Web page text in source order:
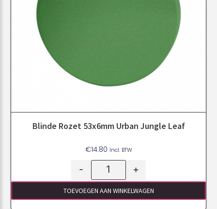
Blinde Rozet 53x6mm Urban Jungle Leaf
€14.80 Incl. BTW
- +
TOEVOEGEN AAN WINKELWAGEN